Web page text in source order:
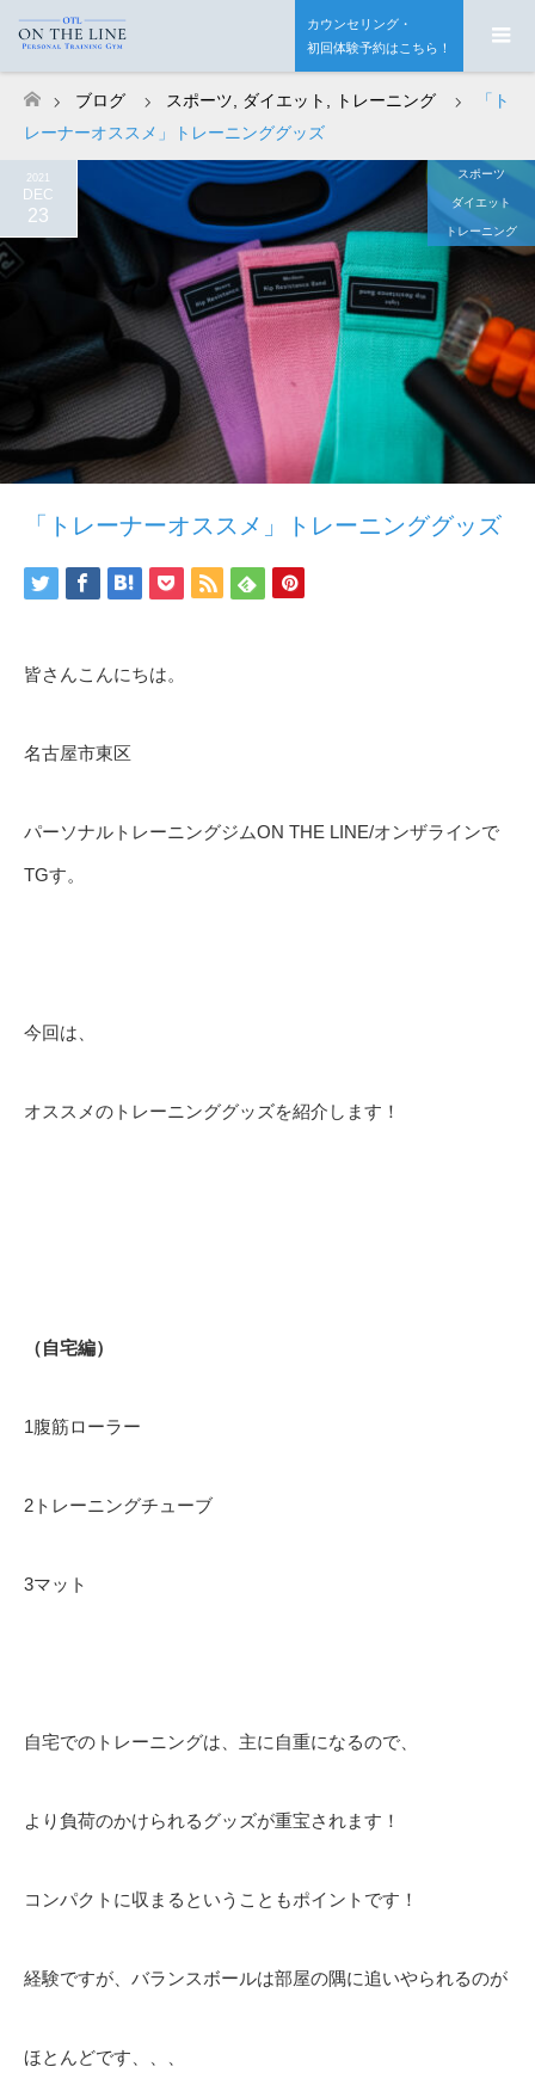
カウンセリング・
初回体験予約はこちら！
ホーム
ブログ スポーツ ダイエット トレーニング
「ト
レーナーオススメ」トレーニンググッズ
2021
DEC
23
スポーツ
ダイエット
トレーニング
「トレーナーオススメ」トレーニンググッズ
皆さんこんにちは。
名古屋市東区
パーソナルトレーニングジムON THE LINE/オンザラインで
TGす。
今回は、
オススメのトレーニンググッズを紹介します！
（自宅編）
1腹筋ローラー
2トレーニングチューブ
3マット
自宅でのトレーニングは、主に自重になるので、
より負荷のかけられるグッズが重宝されます！
コンパクトに収まるということもポイントです！
経験ですが、バランスボールは部屋の隅に追いやられるのが
ほとんどです、、、